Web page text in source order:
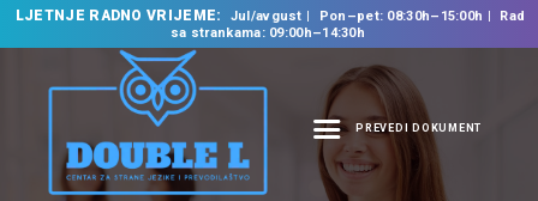
LJETNJE RADNO VRIJEME: Jul/avgust Pon–pet: 08:30h–15:00h
Rad
sa strankama: 09:00h–14:30h
PREVEDI DOKUMENT
NASLOVNA